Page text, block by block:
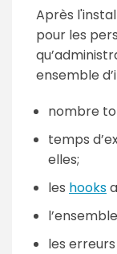
Après
pour les
ensemble
nombre
temps
elles;
les hooks
les erreurs